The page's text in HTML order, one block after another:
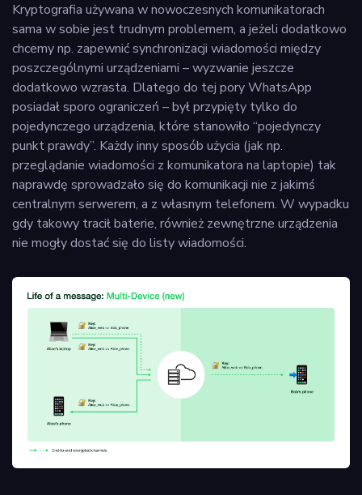
Kryptografia używana w nowoczesnych komunikatorach
sama w sobie jest trudnym problemem, a jeżeli dodatkowo
chcemy np. zapewnić synchronizacji wiadomości między
poszczególnymi urządzeniami – wyzwanie jeszcze
dodatkowo wzrasta. Dlatego do tej pory WhatsApp
posiadał sporo ograniczeń – był przypięty tylko do
pojedynczego urządzenia, które stanowiło “pojedynczy
punkt prawdy”. Każdy inny sposób użycia (jak np.
przeglądanie wiadomości z komunikatora na laptopie) tak
naprawdę sprowadzało się do komunikacji nie z jakimś
centralnym serwerem, a z własnym telefonem. W wypadku
gdy takowy tracił baterie, również zewnętrzne urządzenia
nie mogły dostać się do listy wiadomości.